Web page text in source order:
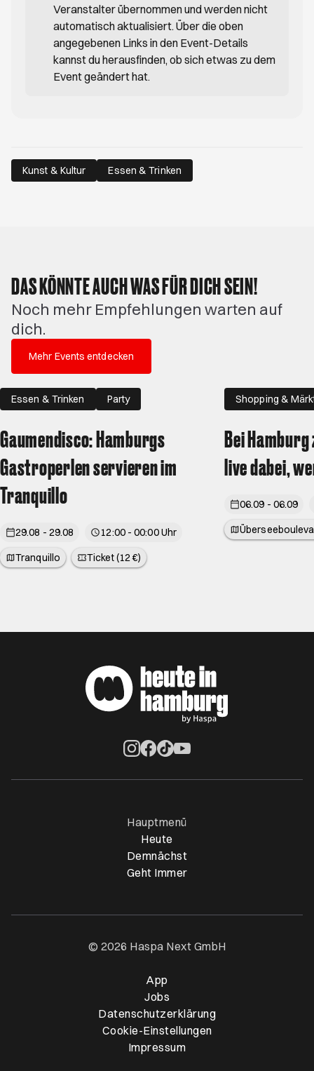
Veranstalter übernommen und werden nicht
automatisch aktualisiert. Über die oben
angegebenen Links in den Event-Details
kannst du herausfinden, ob sich etwas zu dem
Event geändert hat.
Kunst & Kultur Essen & Trinken
DAS KÖNNTE AUCH WAS FÜR DICH SEIN!
Noch mehr Empfehlungen warten auf
dich.
Mehr Events entdecken
Essen & Trinken Party
Gaumendisco: Hamburgs
Gastroperlen servieren im
Tranquillo
29.08 - 29.08
12:00 - 00:00 Uhr
Tranquillo
Ticket (12 €)
Shopping &
Bei
live dabei,
06.09 - 06.09
Hauptmenü
Heute
Demnächst
Geht Immer
© 2026 Haspa Next GmbH
App
Jobs
Datenschutzerklärung
Cookie-Einstellungen
Impressum